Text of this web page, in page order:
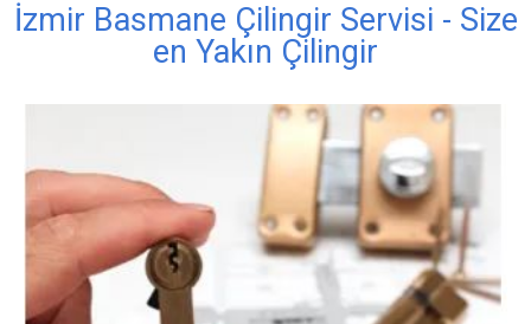
İzmir Basmane Çilingir Servisi - Size
en Yakın Çilingir